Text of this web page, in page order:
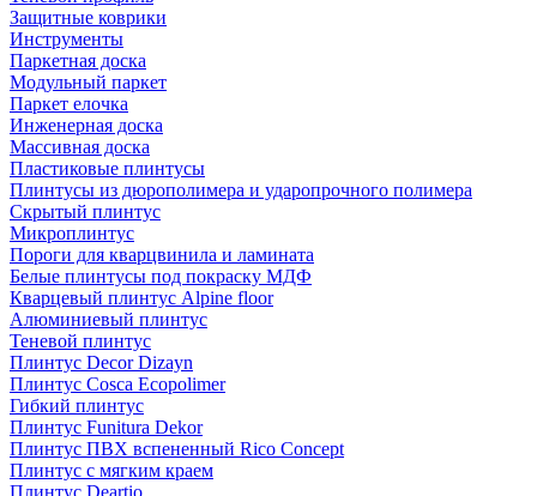
Защитные коврики
Инструменты
Паркетная доска
Модульный паркет
Паркет елочка
Инженерная доска
Массивная доска
Пластиковые плинтусы
Плинтусы из дюрополимера и ударопрочного полимера
Скрытый плинтус
Микроплинтус
Пороги для кварцвинила и ламината
Белые плинтусы под покраску МДФ
Кварцевый плинтус Alpine floor
Алюминиевый плинтус
Теневой плинтус
Плинтус Decor Dizayn
Плинтус Cosca Ecopolimer
Гибкий плинтус
Плинтус Funitura Dekor
Плинтус ПВХ вспененный Rico Concept
Плинтус с мягким краем
Плинтус Deartio